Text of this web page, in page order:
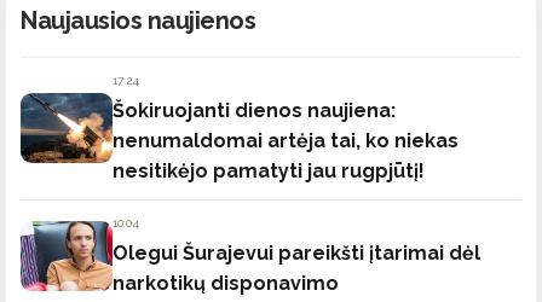
Naujausios naujienos
17:24
Šokiruojanti dienos naujiena:
nenumaldomai artėja tai, ko niekas
nesitikėjo pamatyti jau rugpjūtį!
10:04
Olegui Šurajevui pareikšti įtarimai dėl
narkotikų disponavimo